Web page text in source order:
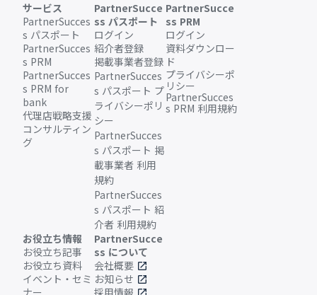
サービス
PartnerSucces
s パスポート
PartnerSucces
s PRM
PartnerSucces
s PRM for
bank
代理店戦略支援
コンサルティン
グ
PartnerSucce
ss パスポート
ログイン
紹介者登録
掲載事業者登録
PartnerSucces
s パスポート プ
ライバシーポリ
シー
PartnerSucces
s パスポート 掲
載事業者 利用
規約
PartnerSucces
s パスポート 紹
介者 利用規約
PartnerSucce
ss PRM
ログイン
資料ダウンロー
ド
プライバシーポ
リシー
PartnerSucces
s PRM 利用規約
お役立ち情報
お役立ち記事
お役立ち資料
イベント・セミ
ナー
PartnerSucce
ss について
会社概要 open_in_new
お知らせ open_in_new
採用情報 open_in_new